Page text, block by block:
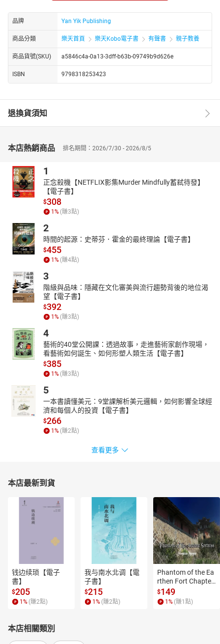
：风姑娘用蛛丝将月光缠成线，每根都能拉长到地平
线；
：用樱花粉染“友情线”，用深海蓝染“冒险线”，用晨雾白
染“治愈线”；
是会发芽的逗号”；
晾晒：将织好的童话挂在彩虹上风干，多余的水分会变成流
着“内含月光，请勿倒置”。
织梦机从不重复图案：
春之卷：樱花飘落时会念咒语，让枯萎的童话重新抽出绿
芽。小刺猬在花瓣里发现被遗忘的故事，每个字都沾着花
讲“人鱼公主后来变成了潮汐的使者”；
秋之卷：枫叶把离别故事缝成标本，夹在《去年的秋天》那
一页；
冬之卷：雪人在童话里留下冰雕的信，春天融化后会变成会
唱歌的溪流。
最珍贵的是“未完成的织片”——有些故事故意留着断线，比如“灰姑娘
的水晶鞋其实有三只，第三只被老鼠国王收藏了”，等待孩子用想象
力续上结尾。
🌌 今夜的织梦主题：“永不结束的温柔”
当孩子把脸颊贴在织好的童话上，能听见丝线流动的声音。那些没
讲完的故事不会消失，会化作晨露留在窗台，被下一个夜晚的织梦
机拾起，继续编织成新的篇章。
“月光织梦机说：‘每个童话都是未干的泪痕，天亮前会变成珍珠。’”
适合所有相信月光有温度的人。三百个故事，其实是三百种拥抱的
方式——当孩子在梦里感到冷时，织梦机会悄悄把童话的边角往他们
脖颈里掖一掖。
品牌 Yan Yik Publishing
商品分類 樂天首頁 樂天Kobo電子書 有聲書 親子教養
商品貨號(SKU) a5846c4a-0a13-3dff-b63b-09749b9d626e
ISBN 9798318253423
退換貨須知
本店熱銷商品 排名期間：2026/7/30 - 2026/8/5
1
正念殺機【NETFLIX影集Murder Mindfully蓄弒待發】
【電子書】
$308
1 % (賺3點)
2
時間的起源：史蒂芬．霍金的最終理論【電子書】
$455
1 % (賺4點)
3
階級與品味：隱藏在文化審美與流行趨勢背後的地位渴
望【電子書】
$392
1 % (賺3點)
4
藝術的40堂公開課：透過故事，走進藝術家創作現場，
看藝術如何誕生、如何形塑人類生活【電子書】
$385
1 % (賺3點)
5
一本書讀懂美元：9堂課解析美元邏輯，如何影響全球經
濟和每個人的投資【電子書】
$266
1 % (賺2點)
查看更多
本店最新到貨
钱边续琐【電子
書】
$205
1 % (賺2點)
我与南水北调【電
子書】
$215
1 % (賺2點)
Phantom of the Ea
rthen Fort Chapter
4【有聲書】
$149
1 % (賺1 點)
本店相關類別